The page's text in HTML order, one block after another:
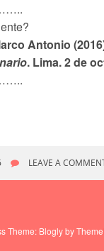
Antonio
. Lima. 2 de
LEAVE A
Theme: Blogly by